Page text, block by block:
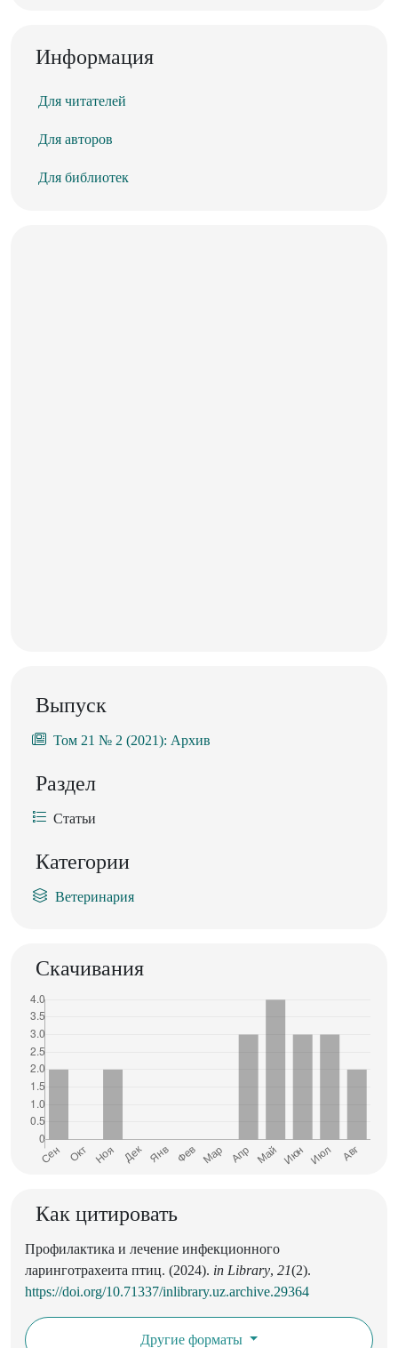
Информация
Для читателей
Для авторов
Для библиотек
Выпуск
Том 21 № 2 (2021): Архив
Раздел
Статьи
Категории
Ветеринария
Скачивания
Как цитировать
Профилактика и лечение инфекционного
ларинготрахеита птиц. (2024). in Library, 21(2).
https://doi.org/10.71337/inlibrary.uz.archive.29364
Другие форматы